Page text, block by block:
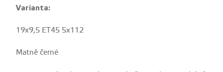
Varianta:
19x9,5 ET45 5x112
Matně černé